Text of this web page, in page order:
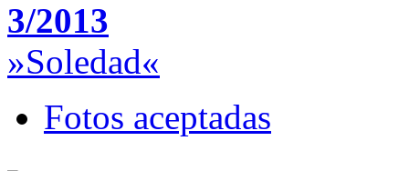
3/2013
»Soledad«
Fotos aceptadas